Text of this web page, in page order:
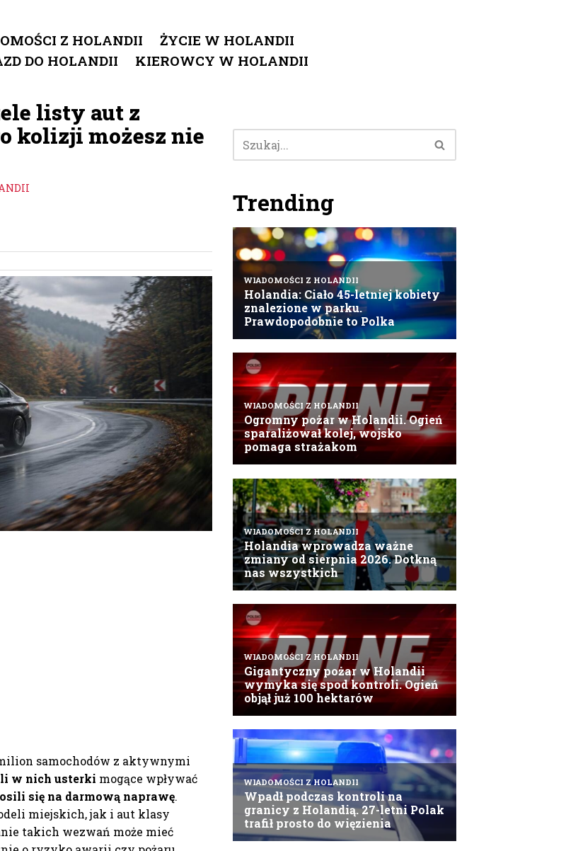
Z HOLANDII
ŻYCIE W HOLANDII
DO HOLANDII
KIEROWCY W HOLANDII
listy aut z
kolizji możesz nie
samochodów z aktywnymi
w nich usterki mogące wpływać
się na darmową naprawę.
miejskich, jak i aut klasy
takich wezwań może mieć
Trending